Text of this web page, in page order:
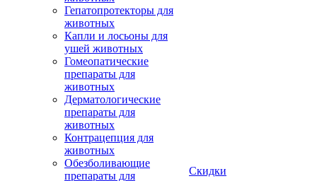
Гепатопротекторы для
животных
Капли и лосьоны для
ушей животных
Гомеопатические
препараты для
животных
Дерматологические
препараты для
животных
Контрацепция для
животных
Обезболивающие
препараты для
Скидки